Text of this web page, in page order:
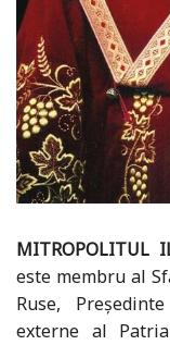
MITROPOLITUL
este membru al
Ruse,
externe al